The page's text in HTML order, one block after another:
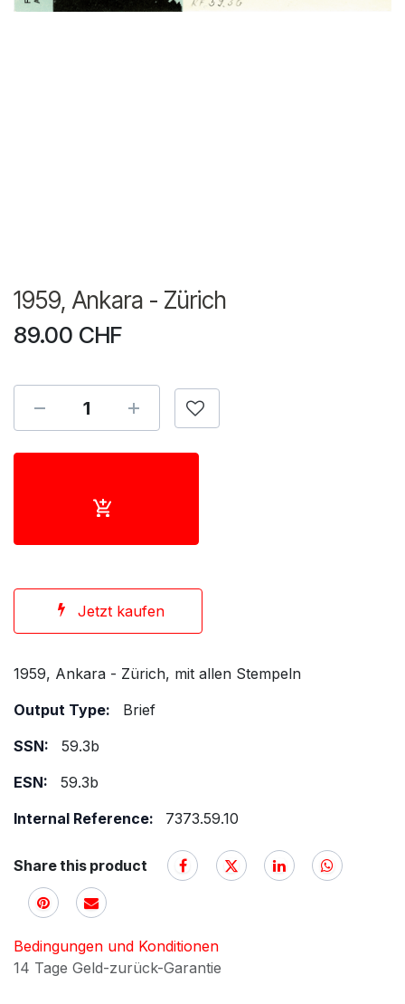
1959, Ankara - Zürich
89.00 CHF
Jetzt kaufen
1959, Ankara - Zürich, mit allen Stempeln
Output Type:
Brief
SSN:
59.3b
ESN:
59.3b
Internal Reference:
7373.59.10
Share this product
Bedingungen und Konditionen
14 Tage Geld-zurück-Garantie